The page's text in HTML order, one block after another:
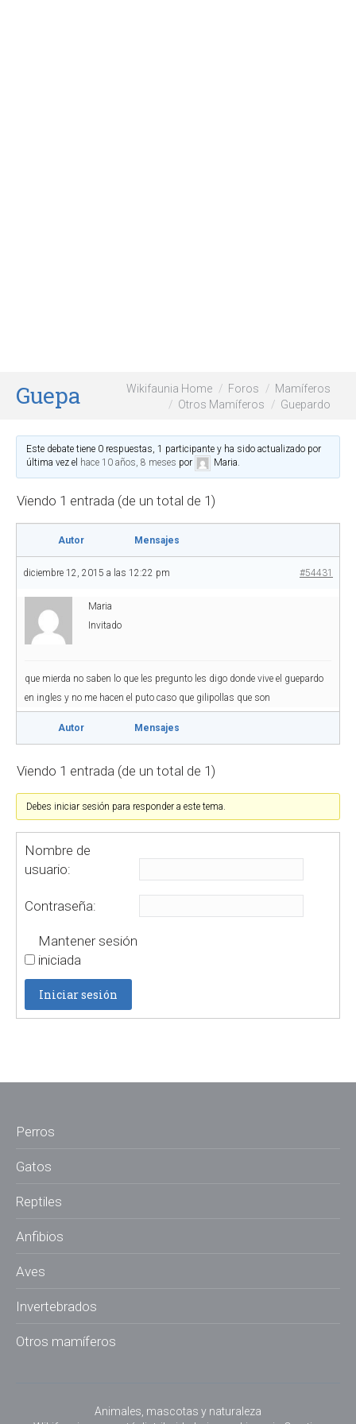
Guepardo Wikifaunia Home Foros
Mamíferos
Otros Mamíferos
Guepardo
Este debate tiene 0 respuestas, 1 participante y ha sido actualizado por
última vez el hace 10 años, 8 meses por Maria.
Viendo 1 entrada (de un total de 1)
Autor Mensajes
diciembre 12, 2015 a las 12:22 pm #54431
Maria
Invitado
que mierda no saben lo que les pregunto les digo donde vive el guepardo
en ingles y no me hacen el puto caso que gilipollas que son
Autor Mensajes
Viendo 1 entrada (de un total de 1)
Debes iniciar sesión para responder a este tema.
Nombre de
usuario:
Contraseña:
Mantener sesión
iniciada
Iniciar sesión
Perros
Gatos
Reptiles
Anfibios
Aves
Invertebrados
Otros mamíferos
Animales, mascotas y naturaleza